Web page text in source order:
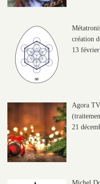
création
13
Agora
21